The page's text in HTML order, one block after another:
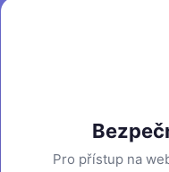
Pro přístup na